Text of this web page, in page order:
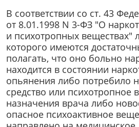
В соответствии со ст. 43
от 8.01.1998 N 3-ФЗ "О
и психотропных веществах"
которого имеются
полагать, что оно больно
находится в состоянии
опьянения либо потребило
средство или психотропное
назначения врача либо
опасное психоактивное